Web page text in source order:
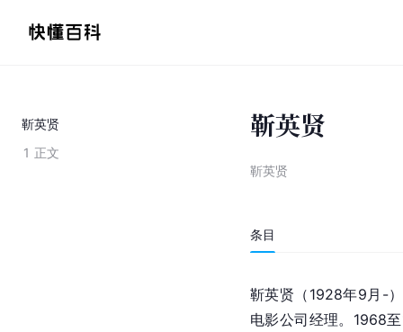
靳英贤
1 正文
靳英贤
靳英贤
条目
靳英贤（1928年9月-
电影公司经理。1968